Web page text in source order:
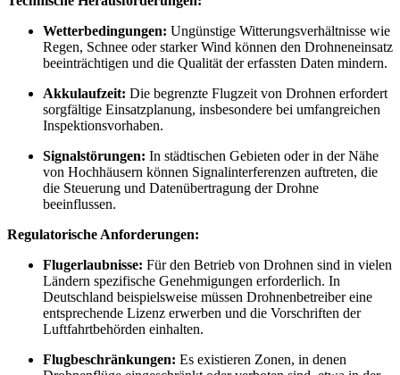
Wetterbedingungen: Ungünstige Witterungsverhältnisse wie
Regen, Schnee oder starker Wind können den Drohneneinsatz
beeinträchtigen und die Qualität der erfassten Daten mindern.
Akkulaufzeit: Die begrenzte Flugzeit von Drohnen erfordert
sorgfältige Einsatzplanung, insbesondere bei umfangreichen
Inspektionsvorhaben.
Signalstörungen: In städtischen Gebieten oder in der Nähe
von Hochhäusern können Signalinterferenzen auftreten, die
die Steuerung und Datenübertragung der Drohne
beeinflussen.
Regulatorische Anforderungen:
Flugerlaubnisse: Für den Betrieb von Drohnen sind in vielen
Ländern spezifische Genehmigungen erforderlich. In
Deutschland beispielsweise müssen Drohnenbetreiber eine
entsprechende Lizenz erwerben und die Vorschriften der
Luftfahrtbehörden einhalten.
Flugbeschränkungen: Es existieren Zonen, in denen